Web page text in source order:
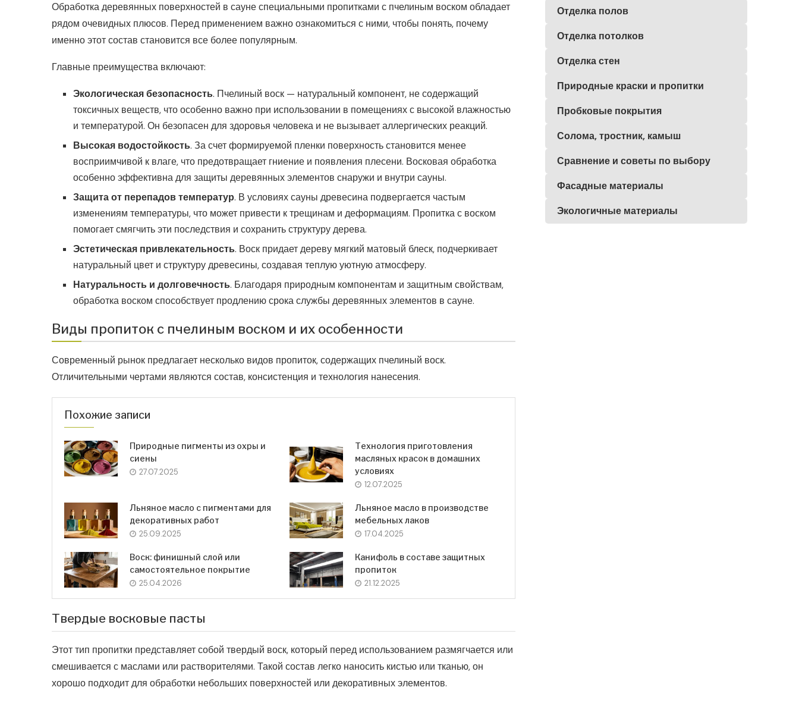
Обработка деревянных поверхностей в сауне специальными пропитками с пчелиным воском обладает
рядом очевидных плюсов. Перед применением важно ознакомиться с ними, чтобы понять, почему
именно этот состав становится все более популярным.
Главные преимущества включают:
Экологическая безопасность. Пчелиный воск — натуральный компонент, не содержащий
токсичных веществ, что особенно важно при использовании в помещениях с высокой влажностью
и температурой. Он безопасен для здоровья человека и не вызывает аллергических реакций.
Высокая водостойкость. За счет формируемой пленки поверхность становится менее
восприимчивой к влаге, что предотвращает гниение и появления плесени. Восковая обработка
особенно эффективна для защиты деревянных элементов снаружи и внутри сауны.
Защита от перепадов температур. В условиях сауны древесина подвергается частым
изменениям температуры, что может привести к трещинам и деформациям. Пропитка с воском
помогает смягчить эти последствия и сохранить структуру дерева.
Эстетическая привлекательность. Воск придает дереву мягкий матовый блеск, подчеркивает
натуральный цвет и структуру древесины, создавая теплую уютную атмосферу.
Натуральность и долговечность. Благодаря природным компонентам и защитным свойствам,
обработка воском способствует продлению срока службы деревянных элементов в сауне.
Виды пропиток с пчелиным воском и их особенности
Современный рынок предлагает несколько видов пропиток, содержащих пчелиный воск.
Отличительными чертами являются состав, консистенция и технология нанесения.
Похожие записи
Природные пигменты из охры и
сиены
27.07.2025
Технология приготовления
масляных красок в домашних
условиях
12.07.2025
Льняное масло с пигментами для
декоративных работ
25.09.2025
Льняное масло в производстве
мебельных лаков
17.04.2025
Воск: финишный слой или
самостоятельное покрытие
25.04.2026
Канифоль в составе защитных
пропиток
21.12.2025
Твердые восковые пасты
Этот тип пропитки представляет собой твердый воск, который перед использованием размягчается или
смешивается с маслами или растворителями. Такой состав легко наносить кистью или тканью, он
хорошо подходит для обработки небольших поверхностей или декоративных элементов.
Отделка полов
Отделка потолков
Отделка стен
Природные краски и пропитки
Пробковые покрытия
Солома, тростник, камыш
Сравнение и советы по выбору
Фасадные материалы
Экологичные материалы